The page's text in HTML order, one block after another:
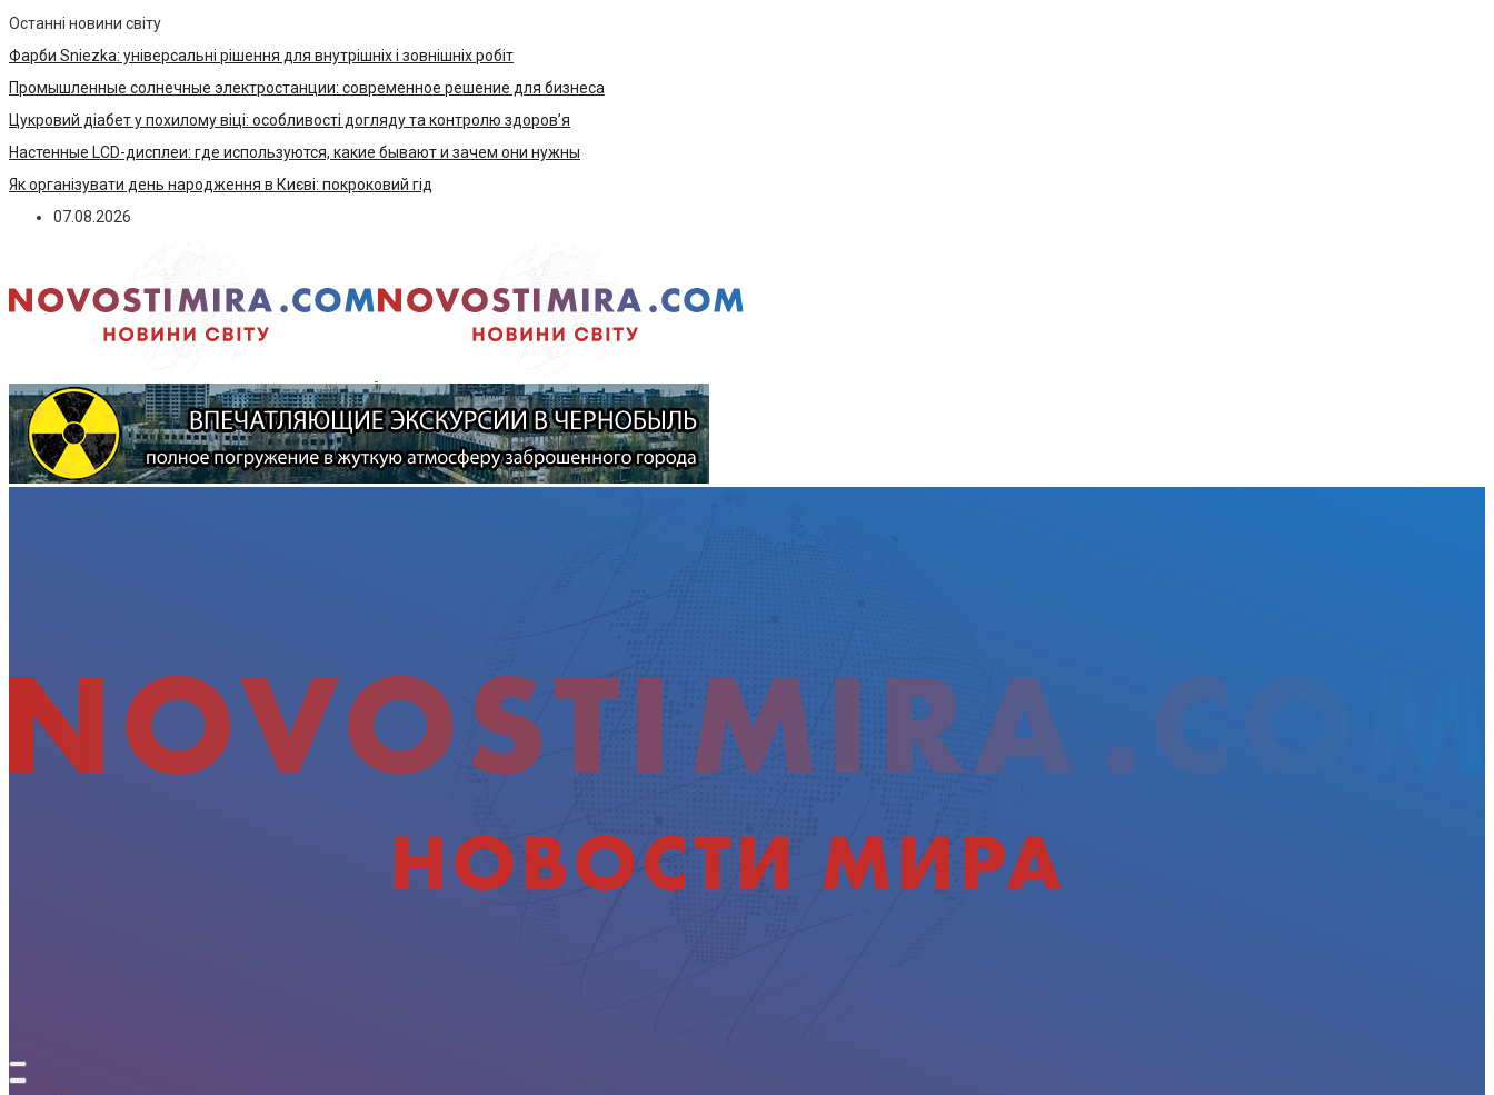
Останні новини світу
Фарби Sniezka: універсальні рішення для внутрішніх і зовнішніх робіт
Промышленные солнечные электростанции: современное решение для бизнеса
Цукровий діабет у похилому віці: особливості догляду та контролю здоров’я
Настенные LCD-дисплеи: где используются, какие бывают и зачем они нужны
Як організувати день народження в Києві: покроковий гід
07.08.2026